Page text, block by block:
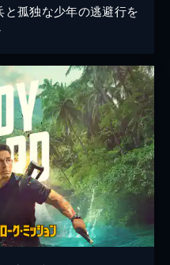
孤独な少年の逃避行を